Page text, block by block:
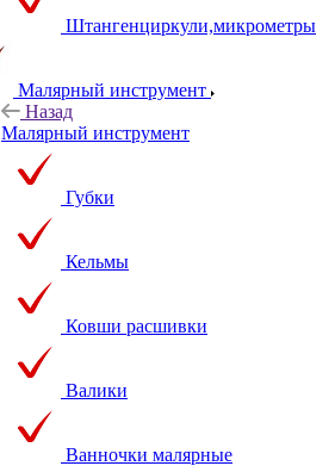
Штангенциркули,микрометры
Малярный инструмент
Назад
Малярный инструмент
Губки
Кельмы
Ковши расшивки
Валики
Ванночки малярные